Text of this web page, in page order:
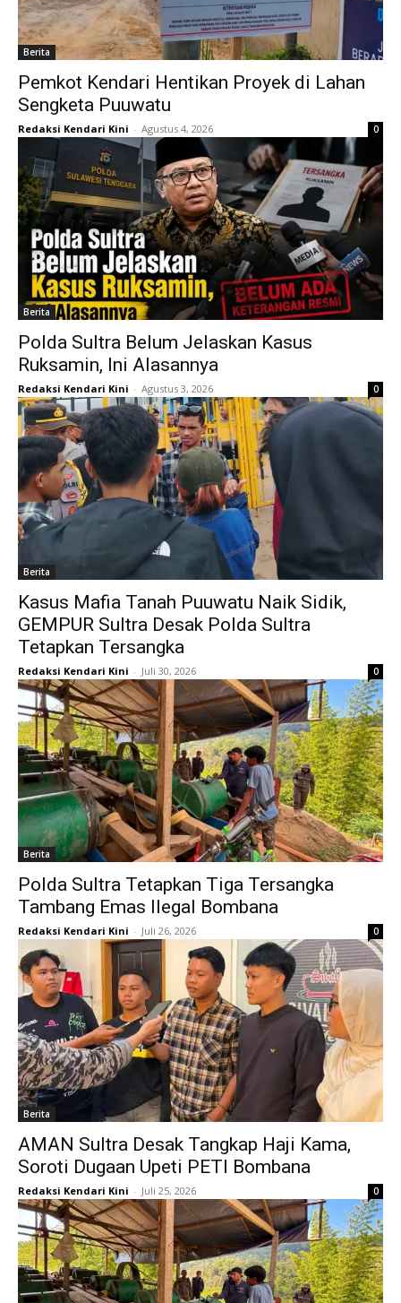
Berita
Pemkot Kendari Hentikan Proyek di Lahan
Sengketa Puuwatu
Redaksi Kendari Kini - Agustus 4, 2026 0
Berita
Polda Sultra Belum Jelaskan Kasus
Ruksamin, Ini Alasannya
Redaksi Kendari Kini - Agustus 3, 2026 0
Berita
Kasus Mafia Tanah Puuwatu Naik Sidik,
GEMPUR Sultra Desak Polda Sultra
Tetapkan Tersangka
Redaksi Kendari Kini - Juli 30, 2026 0
Berita
Polda Sultra Tetapkan Tiga Tersangka
Tambang Emas Ilegal Bombana
Redaksi Kendari Kini - Juli 26, 2026 0
Berita
AMAN Sultra Desak Tangkap Haji Kama,
Soroti Dugaan Upeti PETI Bombana
Redaksi Kendari Kini - Juli 25, 2026 0